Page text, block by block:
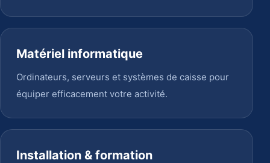
Matériel informatique
Ordinateurs, serveurs et systèmes de caisse pour
équiper efficacement votre activité.
Installation & formation